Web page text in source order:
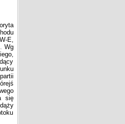
E,
Wg
się